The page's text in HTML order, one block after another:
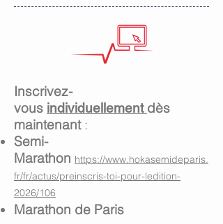
Inscrivez-
vous individuellement dès
maintenant :
Semi-
Marathon https://www.hokasemideparis.
fr/fr/actus/preinscris-toi-pour-ledition-
2026/106
Marathon de Paris